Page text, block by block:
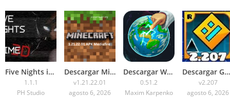
Five Nights in Anime 3D APK 2026 para Android
1.1.1
PH Studio
Descargar Minecraft 1.21.22.01 APK Mediafire
v1.21.22.01
agosto 6, 2026
Descargar WorldBox Premium APK Todo Desbloqueado 2026
0.51.2
Maxim Karpenko
Descargar Geometry Dash 2.207 APK 2026 Todo Desbloqueado
v2.207
agosto 6, 2026